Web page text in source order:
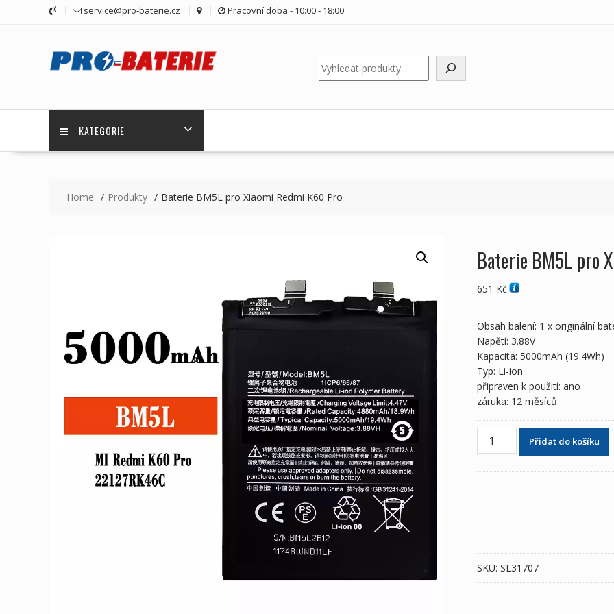
service@pro-baterie.cz Pracovní doba - 10:00 - 18:00
Hledat
KATEGORIE
Home Produkty Baterie BM5L pro Xiaomi Redmi K60 Pro
Baterie BM5L pro
651 Kč
Obsah balení: 1 x originální
Napětí: 3.88V
Kapacita: 5000mAh (19.4Wh)
Typ: Li-ion
připraven k použití: ano
záruka: 12 měsíců
Baterie
BM5L
Přidat do košíku
SKU: SL31707